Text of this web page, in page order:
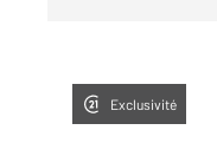
Exclusivité